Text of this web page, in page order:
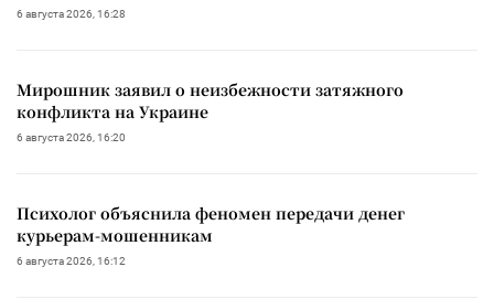
6 августа 2026, 16:28
Мирошник заявил о неизбежности затяжного
конфликта на Украине
6 августа 2026, 16:20
Психолог объяснила феномен передачи денег
курьерам-мошенникам
6 августа 2026, 16:12